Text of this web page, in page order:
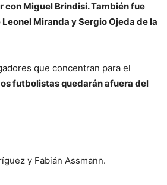
con Miguel Brindisi. También fue
Miranda y Sergio Ojeda de la
que concentran para el
futbolistas quedarán afuera del
y Fabián Assmann.